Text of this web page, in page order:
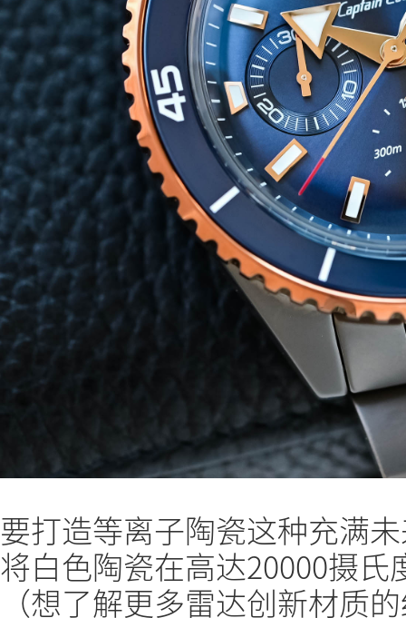
要打造等离子陶瓷这种充满
将白色陶瓷在高达20000摄
（想了解更多雷达创新材质